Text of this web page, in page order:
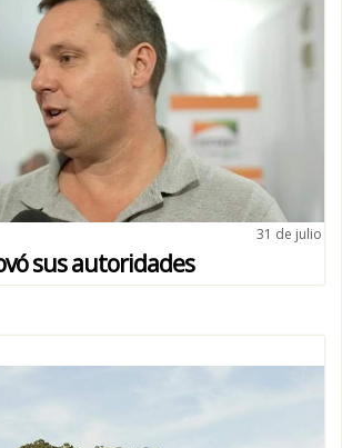
31 de julio
sus autoridades